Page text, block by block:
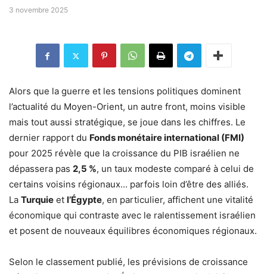
3 novembre 2025
Alors que la guerre et les tensions politiques dominent
l’actualité du Moyen-Orient, un autre front, moins visible
mais tout aussi stratégique, se joue dans les chiffres. Le
dernier rapport du Fonds monétaire international (FMI)
pour 2025 révèle que la croissance du PIB israélien ne
dépassera pas 2,5 %, un taux modeste comparé à celui de
certains voisins régionaux… parfois loin d’être des alliés.
La Turquie et l’Égypte, en particulier, affichent une vitalité
économique qui contraste avec le ralentissement israélien
et posent de nouveaux équilibres économiques régionaux.
Selon le classement publié, les prévisions de croissance